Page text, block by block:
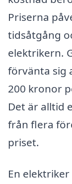
Priserna
tidsåtgång
elektrikern.
förvänta sig
200 kronor
Det är alltid
från flera
priset.
En